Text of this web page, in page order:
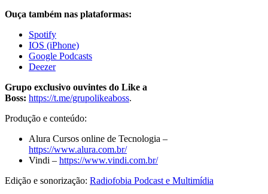
Ouça também nas plataformas:
Spotify
IOS (iPhone)
Google Podcasts
Deezer
Grupo exclusivo ouvintes do Like a
Boss: https://t.me/grupolikeaboss.
Produção e conteúdo:
Alura Cursos online de Tecnologia –
https://www.alura.com.br/
Vindi – https://www.vindi.com.br/
Edição e sonorização: Radiofobia Podcast e Multimídia